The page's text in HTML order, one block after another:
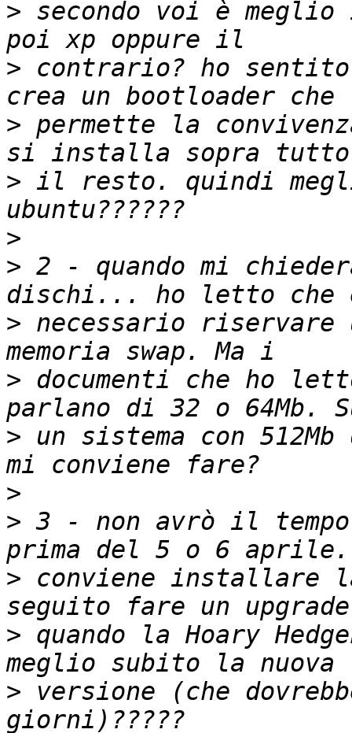
> secondo voi è
> contrario? ho
> permette la
> il resto. quindi
>
> 2 - quando mi
> necessario
> documenti che ho
> un sistema con
>
> 3 - non avrò il
> conviene installare
> quando la Hoary
> versione (che